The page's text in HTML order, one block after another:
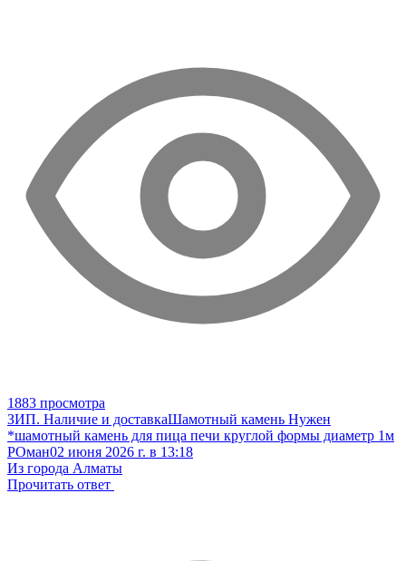
1883 просмотра
ЗИП. Наличие и доставкаШамотный камень Нужен
*шамотный камень для пица печи круглой формы диаметр 1м
РОман02 июня 2026 г. в 13:18
Из города Алматы
Прочитать ответ